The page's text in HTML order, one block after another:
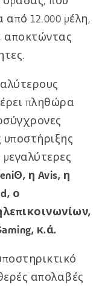
από 12.000 μέλη,
αποκτώντας
πληθώρα
υποστήριξης
η Avis, η
ο
κ.ά.
απολαβές